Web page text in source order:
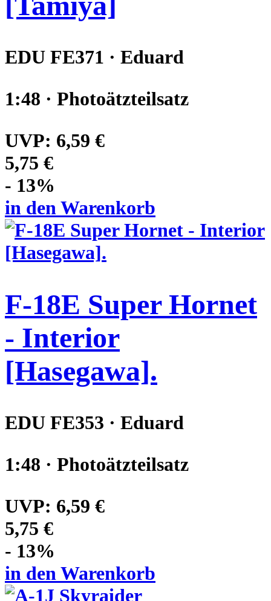
EDU FE371 · Eduard
1:48 · Photoätzteilsatz
UVP: 6,59 €
5,75 €
- 13%
in den Warenkorb
F-18E Super Hornet
- Interior
[Hasegawa].
EDU FE353 · Eduard
1:48 · Photoätzteilsatz
UVP: 6,59 €
5,75 €
- 13%
in den Warenkorb